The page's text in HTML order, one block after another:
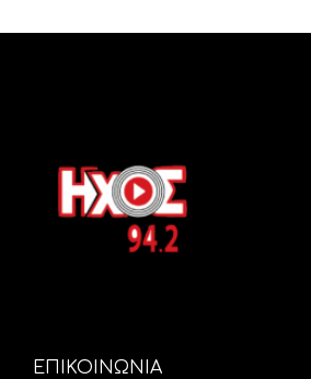
ΕΠΙΚΟΙΝΩΝΙΑ